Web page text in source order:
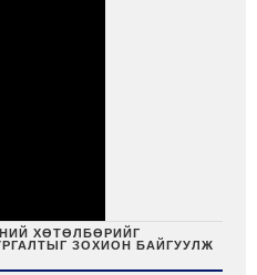
ХӨТӨЛБӨРИЙГ
ЗОХИОН БАЙГУУЛЖ